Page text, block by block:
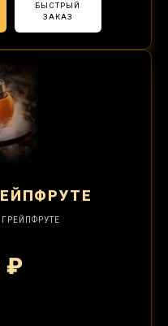
БЫСТРЫЙ
ЗАКАЗ
₽